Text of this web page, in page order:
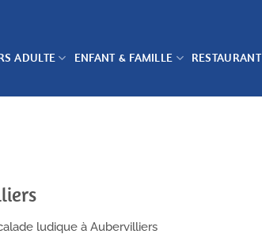
ADULTE ENFANT & FAMILLE RESTAURANT
ludique à Aubervilliers